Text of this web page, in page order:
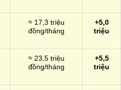
≈ 17,3 triệu
đồng/tháng
+5,0
triệu
≈ 23,5 triệu
đồng/tháng
+5,5
triệu